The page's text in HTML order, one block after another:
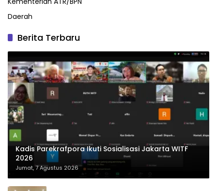
Daerah
Berita Terbaru
Kadis Parekrafpora Ikuti Sosialisasi Jakarta WITF
2026
Jumat, 7 Agustus 2026